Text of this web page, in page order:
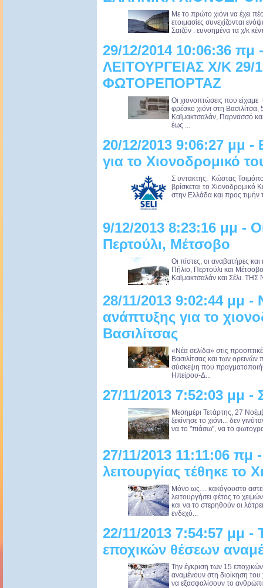
Με το πρώτο χιόνι να έχει
ετοιμασίες συνεχίζονται
Σαιζόν . ευνοημένα τα χ/κ
29/12/2014 10:06:36
ΛΕΙΤΟΥΡΓΕΙΑΣ Χ/Κ 29/
ΦΩΤΟΡΕΠΟΡΤΑΖ
Oι χιονοπτώσεις που
φρέσκο χιόνι στη
Καϊμακτσαλάν, Παρνασσό
έως ...
20/12/2013 9:06:27 μμ -
για το Χιονοδρομικό
Σ υντακτης: Κώστας
βρίσκεται το Χιονοδρομικό
στην Ελλάδα και προς τιμήν
9/12/2013 8:23:16 μμ -
Περτούλι, Μέτσοβο
Οι πίστες, οι αναβατήρες
Πήλιο, Περτούλι και
Καϊμακτσαλάν και Σέλι.
28/11/2013 9:02:44 μμ -
ανάπτυξης για το
Βασιλίτσας
«Νέα σελίδα» στις
Βασιλίτσας και των
σύσκεψη που
Ηπείρου-Δ...
27/11/2013 7:52:03 μμ -
Μεσημέρι Τετάρτης, 27
ξεκίνησε το χιόνι... δεν
να το "πιάσω", να το
27/11/2013 11:11:06 πμ
λειτουργίας τέθηκε το
Μόνο ως… κακόγουστο
λειτουργήσει φέτος το
και να το στερηθούν οι
ενδεχό...
22/11/2013 7:54:57 μμ -
εποχικών θέσεων
Την έγκριση των 15
αναμένουν στη διοίκηση
να εξασφαλίσουν το